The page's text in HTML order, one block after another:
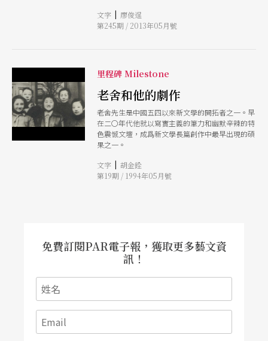
異》、伍迪．艾倫《中央公園西路》等。
文字 | 廖俊逞
第245期 / 2013年05月號
里程碑 Milestone
老舍和他的劇作
老舍先生是中國五四以來新文學的開拓者之一。早
在二〇年代他就以寫實主義的筆力和幽默辛辣的特
色震憾文壇，成爲新文學長篇創作中最早出現的碩
果之一。
文字 | 胡金銓
第19期 / 1994年05月號
免費訂閱PAR電子報，獲取更多藝文資
訊！